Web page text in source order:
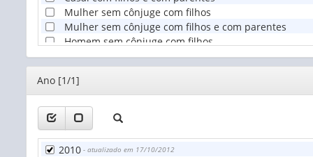
Mulher sem cônjuge com filhos
Mulher sem cônjuge com filhos e com parentes
Homem sem cônjuge com filhos
Homem sem cônjuge com filhos e com parentes
Outro
Editor
Ano [1/1]
2010 - atualizado em 17/10/2012